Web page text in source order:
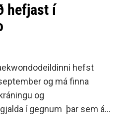
hefjast í
hefst
og má finna
og
í gegnum þar sem á